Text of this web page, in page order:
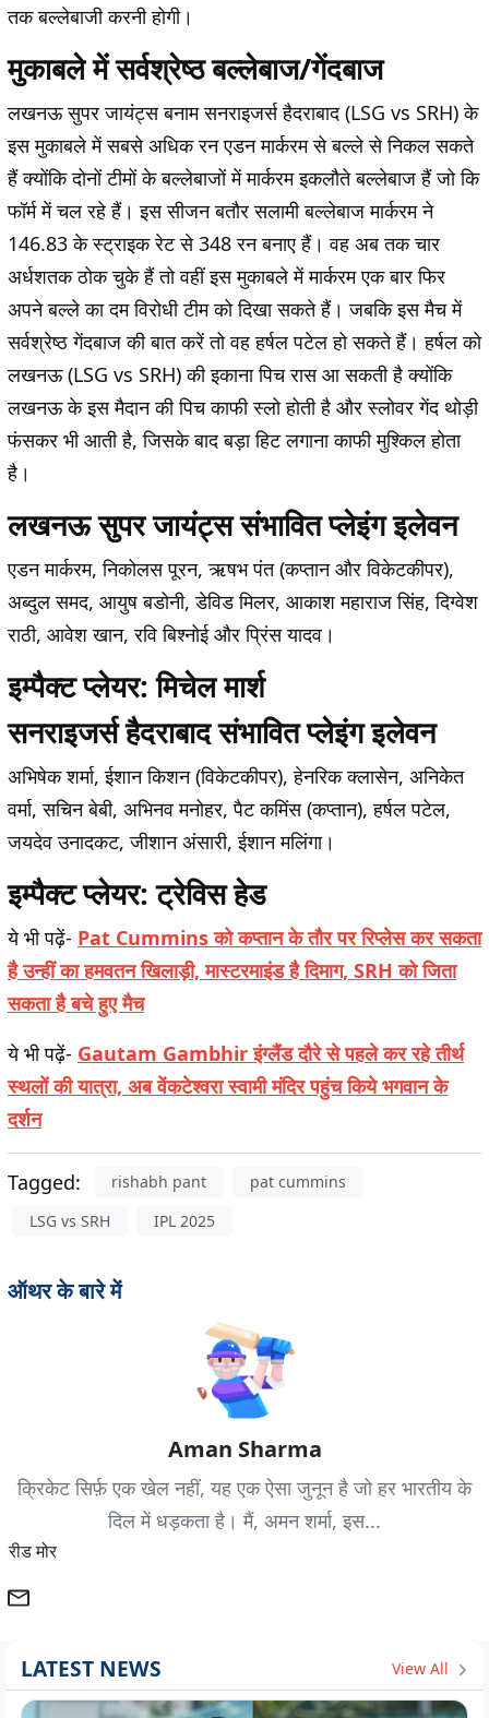
तक बल्लेबाजी करनी होगी।
मुकाबले में सर्वश्रेष्ठ बल्लेबाज/गेंदबाज
लखनऊ सुपर जायंट्स बनाम सनराइजर्स हैदराबाद (LSG vs SRH) के
इस मुकाबले में सबसे अधिक रन एडन मार्करम से बल्ले से निकल सकते
हैं क्योंकि दोनों टीमों के बल्लेबाजों में मार्करम इकलौते बल्लेबाज हैं जो कि
फॉर्म में चल रहे हैं। इस सीजन बतौर सलामी बल्लेबाज मार्करम ने
146.83 के स्ट्राइक रेट से 348 रन बनाए हैं। वह अब तक चार
अर्धशतक ठोक चुके हैं तो वहीं इस मुकाबले में मार्करम एक बार फिर
अपने बल्ले का दम विरोधी टीम को दिखा सकते हैं। जबकि इस मैच में
सर्वश्रेष्ठ गेंदबाज की बात करें तो वह हर्षल पटेल हो सकते हैं। हर्षल को
लखनऊ (LSG vs SRH) की इकाना पिच रास आ सकती है क्योंकि
लखनऊ के इस मैदान की पिच काफी स्लो होती है और स्लोवर गेंद थोड़ी
फंसकर भी आती है, जिसके बाद बड़ा हिट लगाना काफी मुश्किल होता
है।
लखनऊ सुपर जायंट्स संभावित प्लेइंग इलेवन
एडन मार्करम, निकोलस पूरन, ऋषभ पंत (कप्तान और विकेटकीपर),
अब्दुल समद, आयुष बडोनी, डेविड मिलर, आकाश महाराज सिंह, दिग्वेश
राठी, आवेश खान, रवि बिश्नोई और प्रिंस यादव।
इम्पैक्ट प्लेयर: मिचेल मार्श
सनराइजर्स हैदराबाद संभावित प्लेइंग इलेवन
अभिषेक शर्मा, ईशान किशन (विकेटकीपर), हेनरिक क्लासेन, अनिकेत
वर्मा, सचिन बेबी, अभिनव मनोहर, पैट कमिंस (कप्तान), हर्षल पटेल,
जयदेव उनादकट, जीशान अंसारी, ईशान मलिंगा।
इम्पैक्ट प्लेयर: ट्रेविस हेड
ये भी पढ़ें- Pat Cummins को कप्तान के तौर पर रिप्लेस कर सकता
है उन्हीं का हमवतन खिलाड़ी, मास्टरमाइंड है दिमाग, SRH को जिता
सकता है बचे हुए मैच
ये भी पढ़ें- Gautam Gambhir इंग्लैंड दौरे से पहले कर रहे तीर्थ
स्थलों की यात्रा, अब वेंकटेश्वरा स्वामी मंदिर पहुंच किये भगवान के
दर्शन
Tagged: rishabh pant
pat cummins
LSG vs SRH
IPL 2025
ऑथर के बारे में
Aman Sharma
क्रिकेट सिर्फ़ एक खेल नहीं, यह एक ऐसा जुनून है जो हर भारतीय के
दिल में धड़कता है। मैं, अमन शर्मा, इस...
रीड मोर
LATEST NEWS View All